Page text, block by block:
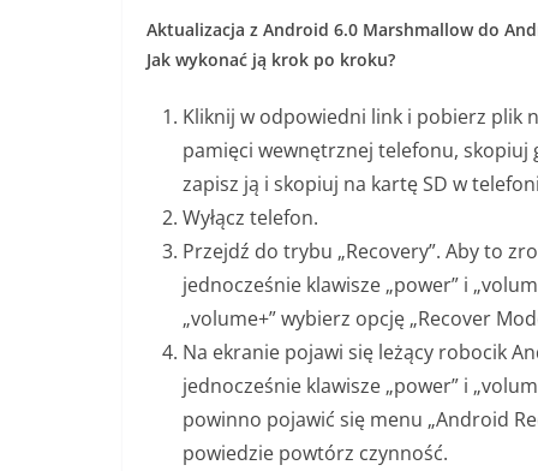
Aktualizacja z Android 6.0 Marshmallow do
Jak wykonać ją krok po kroku?
Kliknij w odpowiedni link i pobierz plik
pamięci wewnętrznej telefonu, skopiuj
zapisz ją i skopiuj na kartę SD w
Wyłącz telefon.
Przejdź do trybu „Recovery”. Aby to
jednocześnie klawisze „power” i
„volume+” wybierz opcję „Recover
Na ekranie pojawi się leżący robocik
jednocześnie klawisze „power” i
powinno pojawić się menu „Android
powiedzie powtórz czynność.